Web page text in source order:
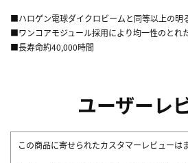
■ハロゲン電球ダイクロビームと同等以上の明
■ワンコアモジュール採用により均一性のとれ
■長寿命約40,000時間
ユーザーレ
この商品に寄せられたカスタマーレビューは